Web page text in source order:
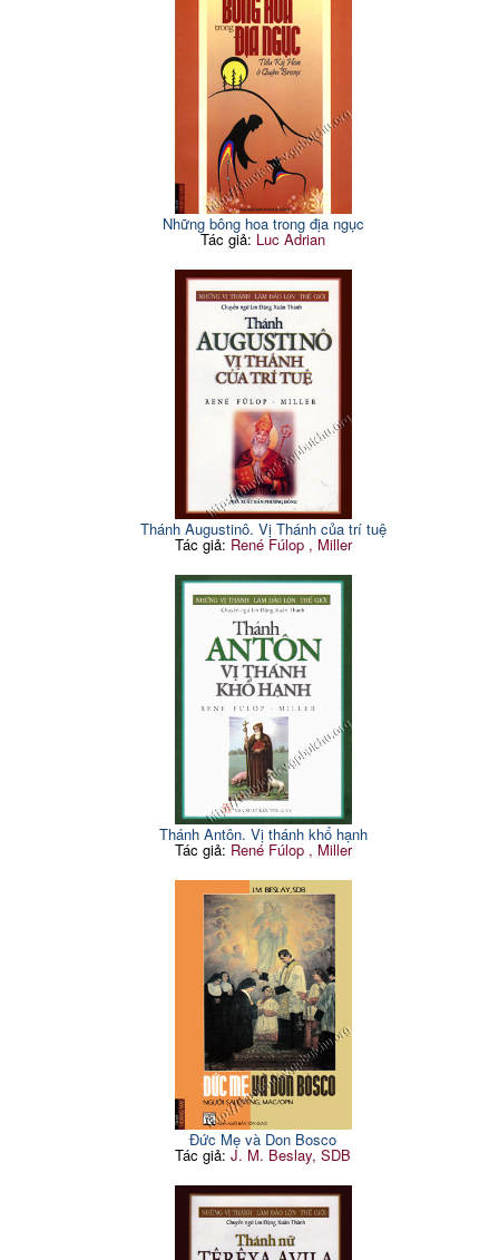
Những bông hoa trong địa ngục
Tác giả: Luc Adrian
Thánh Augustinô. Vị Thánh của trí tuệ
Tác giả: René Fúlop , Miller
Thánh Antôn. Vị thánh khổ hạnh
Tác giả: René Fúlop , Miller
Đức Mẹ và Don Bosco
Tác giả:J. M. Beslay, SDB